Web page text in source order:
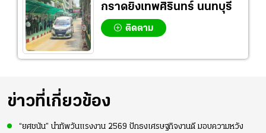
กราดยิงเทพศิรินทร์ นนทบุรี
ติดตาม
ข่าวที่เกี่ยวข้อง
“ยศชนัน” นำทัพวันแรงงาน 2569 ปักธงเศรษฐกิจงานดี มอบความหวัง